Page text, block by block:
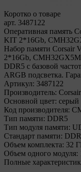
Коротко о товаре
арт. 3487122
Оперативная память
KIT 2*16Gb,
Набор памяти Corsair
2*16Gb,
DDR5 с базовой
ARGB подсветка.
Артикул: 3487122
Производитель: Corsair
Основной цвет: серый
Код производителя:
Тип памяти: DDR5
Тип модуля памяти:
Стандарт памяти:
Объем комплекта: 32
Объем одного модуля:
Полные